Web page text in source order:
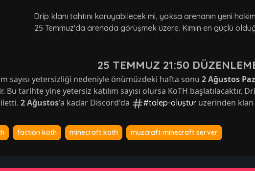
Drip klanı tahtını koruyabilecek mi, yoksa arenanın yeni
25 Temmuz'da arenada görüşmek üzere. Kimin en güçlü
25 TEMMUZ 21:50
sayısı yetersizliği nedeniyle önümüzdeki hafta sonu 2 Ağustos
Bu tarihte yine yetersiz katılım sayısı olursa KoTH başlatılacaktır.
2 Ağustos'a kadar Discord'da #talep-oluştur üzerinden klan
faction koth minecraft koth muzcraft minecraft server